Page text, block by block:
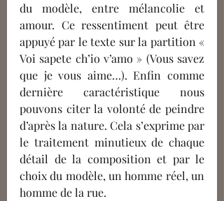
du modèle, entre mélancolie et
amour. Ce ressentiment peut être
appuyé par le texte sur la partition «
Voi sapete ch’io v’amo » (Vous savez
que je vous aime…). Enfin comme
dernière caractéristique nous
pouvons citer la volonté de peindre
d’après la nature. Cela s’exprime par
le traitement minutieux de chaque
détail de la composition et par le
choix du modèle, un homme réel, un
homme de la rue.